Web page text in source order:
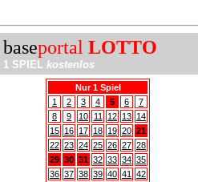
baseportal LOTTO
1 SPIEL kostenlos
Nur 1 Spiel
1
2 3 4 5 6
7
8
9 10 11 12 13 14
15 16 17 18 19 20 21
22 23 24 25 26 27 28
29 30 31 32 33 34 35
36 37 38 39 40 41
42